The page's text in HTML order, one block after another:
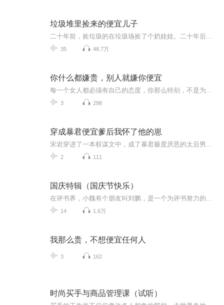
垃圾堆里捡来的便宜儿子
35 48.7万
你什么都嫌贵，别人就嫌你便宜
3 298
穿成暴君便宜爹后我怀了他的崽
2 111
国庆特辑（国庆节快乐）
14 1.6万
我那么贵，不想便宜任何人
3 162
时尚买手与商品管理课（试听）